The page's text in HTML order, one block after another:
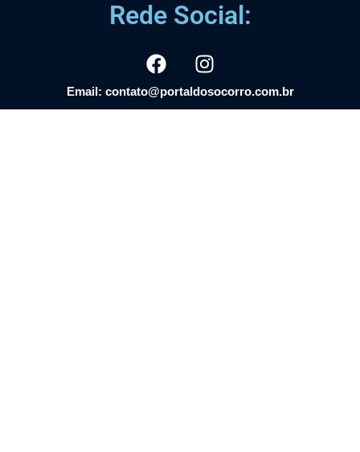
Rede Social:
Email: contato@portaldosocorro.com.br